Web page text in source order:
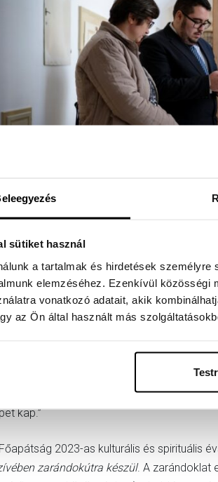
sütiket használ
a tartalmak és hirdetések
elemzéséhez. Ezenkívül
vonatkozó adatait, akik
az Ön által használt más
idézett Susan Sontag filozófus A vulkán
a föld, a megfigyelés és a gyűjtés
hajt, hogy a köveket megtalálják,
helyek.” Mint mondta az ásványtár
és a rajzolatok tematikus csoportjait
föld és az Isten tanítása. Emellett olyan
kap.”
2023-as kulturális és spirituális
zarándokútra készül. A zarándoklat